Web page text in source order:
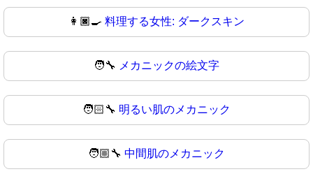
👩🏿‍🍳 料理する女性: ダークスキン
🧑‍🔧 メカニックの絵文字
🧑🏻‍🔧 明るい肌のメカニック
🧑🏼‍🔧 中間肌のメカニック